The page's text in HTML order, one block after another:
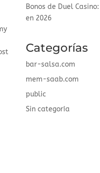
Bonos de Duel
en 2026
Categorías
bar-salsa.com
mem-saab.com
public
Sin categoría